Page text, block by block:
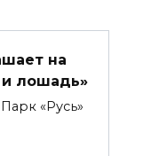
на
и лошадь»
«Русь»